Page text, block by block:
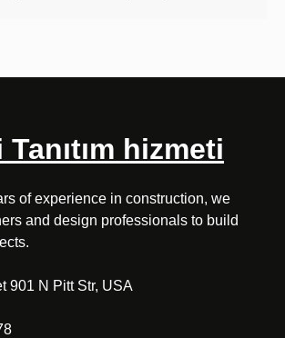
hizmeti
of experience in construction, we
and design professionals to build
901 N Pitt Str, USA